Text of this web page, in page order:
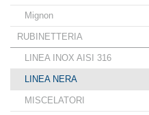
Mignon
RUBINETTERIA
LINEA INOX AISI 316
LINEA NERA
MISCELATORI